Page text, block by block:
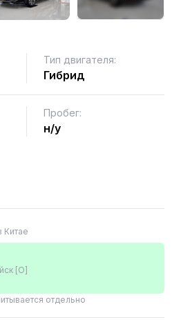
Тип двигателя:
Гибрид
Пробег:
н/у
Китае
[О]
отдельно